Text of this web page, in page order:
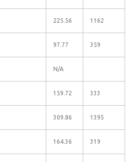
225.56 1162
97.77 359
N/A
159.72 333
309.86 1395
164.36 319